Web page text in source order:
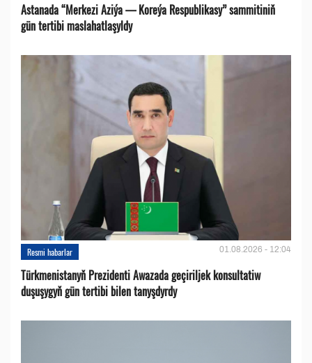
Astanada “Merkezi Aziýa — Koreýa Respublikasy” sammitiniň
gün tertibi maslahatlaşyldy
Resmi habarlar 01.08.2026 - 12:04
Türkmenistanyň Prezidenti Awazada geçiriljek konsultatiw
duşuşygyň gün tertibi bilen tanyşdyrdy